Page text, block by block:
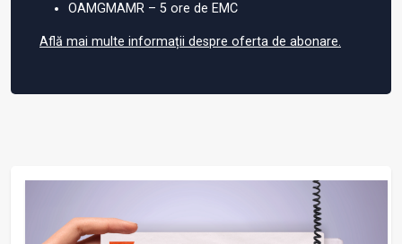
OAMGMAMR – 5 ore de EMC
Află mai multe informații despre oferta de abonare.